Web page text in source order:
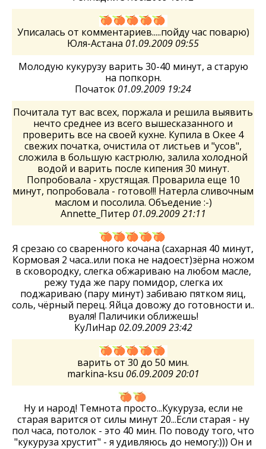
Уписалась от комментариев.....пойду час поварю)
Юля-Астана 01.09.2009 09:55
Молодую кукурузу варить 30-40 минут, а старую
на попкорн.
Початок 01.09.2009 19:24
Почитала тут вас всех, поржала и решила выявить
нечто среднее из всего вышесказанного и
проверить все на своей кухне. Купила в Окее 4
свежих початка, очистила от листьев и "усов",
сложила в большую кастрюлю, залила холодной
водой и варить после кипения 30 минут.
Попробовала - хрустящая. Проварила еще 10
минут, попробовала - готово!!! Натерла сливочным
маслом и посолила. Объедение :-)
Annette_Питер 01.09.2009 21:11
Я срезаю со сваренного кочана (сахарная 40 минут,
Кормовая 2 часа..или пока не надоест)зёрна ножом
в сковородку, слегка обжариваю на любом масле,
режу туда же пару помидор, слегка их
поджариваю (пару минут) забиваю пятком яиц,
соль, чёрный перец. Яйца довожу до готовности и..
вуаля! Паличики оближешь!
КуЛиНар 02.09.2009 23:42
варить от 30 до 50 мин.
markina-ksu 06.09.2009 20:01
Ну и народ! Темнота просто...Кукуруза, если не
старая варится от силы минут 20...Если старая - ну
пол часа, потолок - это 40 мин. По поводу того, что
"кукуруза хрустит" - я удивляюсь до немогу:))) Он и